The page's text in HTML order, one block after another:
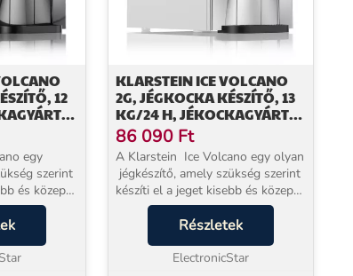
12
egy
szerint
és közepes
tervezett
perc alatt
KLARSTEIN ICE VOLCANO
2G, JÉGKOCKA KÉSZÍTŐ, 13
KG/24 H, JÉKOCKAGYÁRTÓ,
LED, EZÜST
86 090 Ft
A Klarstein Ice Volcano egy olyan
jégkészítő, amely szükség szerint
készíti el a jeget kisebb és közepes
méretű rendezvényekhez.A
konyhákba és bárokba tervezett
készülék mindössze 13 perc alatt
Részletek
ElectronicStar